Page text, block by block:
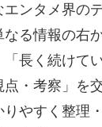
エンタメ界の
なる情報の右
「長く続けて
点・考察」を
りやすく整理